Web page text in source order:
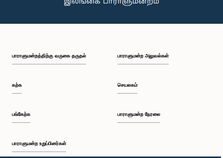
பாராளுமன்றத்திற்கு வருகை தருதல்
கற்க
பங்கேற்க
பாராளுமன்ற உறுப்பினர்கள்
பாராளுமன்ற அலுவல்கள்
செயலகம்
பாராளுமன்ற நேரலை